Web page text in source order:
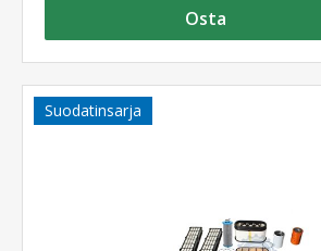
Osta
Suodatinsarja